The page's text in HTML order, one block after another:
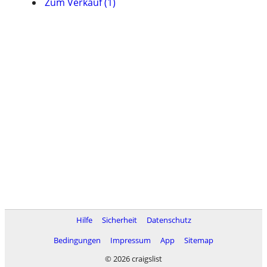
Hilfe Sicherheit
Datenschutz
Bedingungen
Impressum App
Sitemap
© 2026 craigslist